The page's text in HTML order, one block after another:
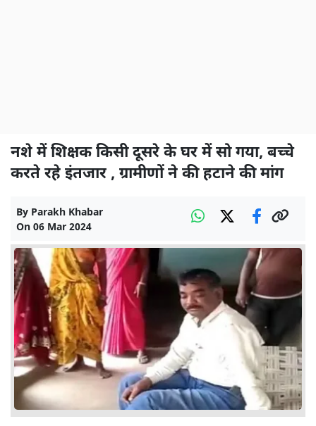
नशे में शिक्षक किसी दूसरे के घर में सो गया, बच्चे
करते रहे इंतजार , ग्रामीणों ने की हटाने की मांग
By Parakh Khabar
On 06 Mar 2024